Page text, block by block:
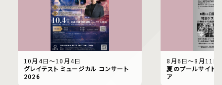
10月4日〜10月4日
グレイテスト ミュージカル コンサート
2026
8月6日〜8月11日
夏のプールサイド
ア